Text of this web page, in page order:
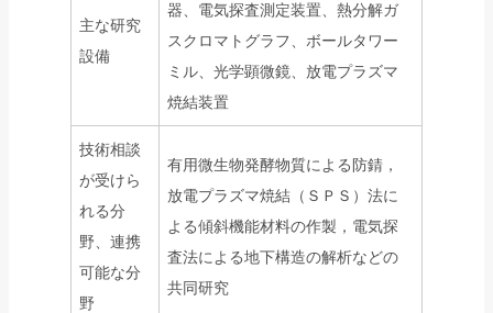
主な研究
設備
器、電気探査測定装置、熱分解ガ
スクロマトグラフ、ボールタワー
ミル、光学顕微鏡、放電プラズマ
焼結装置
技術相談
が受けら
れる分
野、連携
可能な分
野
有用微生物発酵物質による防錆，
放電プラズマ焼結（ＳＰＳ）法に
よる傾斜機能材料の作製，電気探
査法による地下構造の解析などの
共同研究